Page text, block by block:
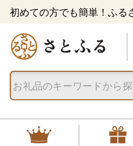
初めての方でも簡単！ふる